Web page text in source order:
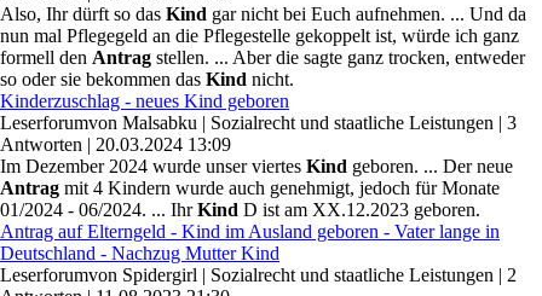
Also, Ihr dürft so das Kind gar nicht bei Euch aufnehmen. ... Und da
nun mal Pflegegeld an die Pflegestelle gekoppelt ist, würde ich ganz
formell den Antrag stellen. ... Aber die sagte ganz trocken, entweder
so oder sie bekommen das Kind nicht.
Kinderzuschlag - neues Kind geboren
Leserforumvon Malsabku | Sozialrecht und staatliche Leistungen | 3
Antworten | 20.03.2024 13:09
Im Dezember 2024 wurde unser viertes Kind geboren. ... Der neue
Antrag mit 4 Kindern wurde auch genehmigt, jedoch für Monate
01/2024 - 06/2024. ... IhrKind D ist am XX.12.2023 geboren.
Antrag auf Elterngeld - Kind im Ausland geboren - Vater lange in
Deutschland - Nachzug Mutter Kind
Leserforumvon Spidergirl | Sozialrecht und staatliche Leistungen | 2